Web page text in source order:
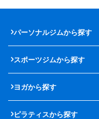
パーソナルジムから探す
スポーツジムから探す
ヨガから探す
ピラティスから探す